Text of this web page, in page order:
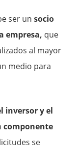
ser un socio
empresa, que
al mayor
medio para
inversor y el
componente
se